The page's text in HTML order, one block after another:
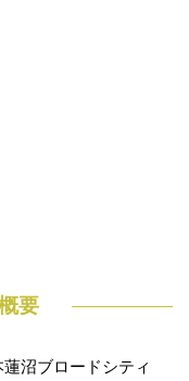
要
沼ブロードシティ